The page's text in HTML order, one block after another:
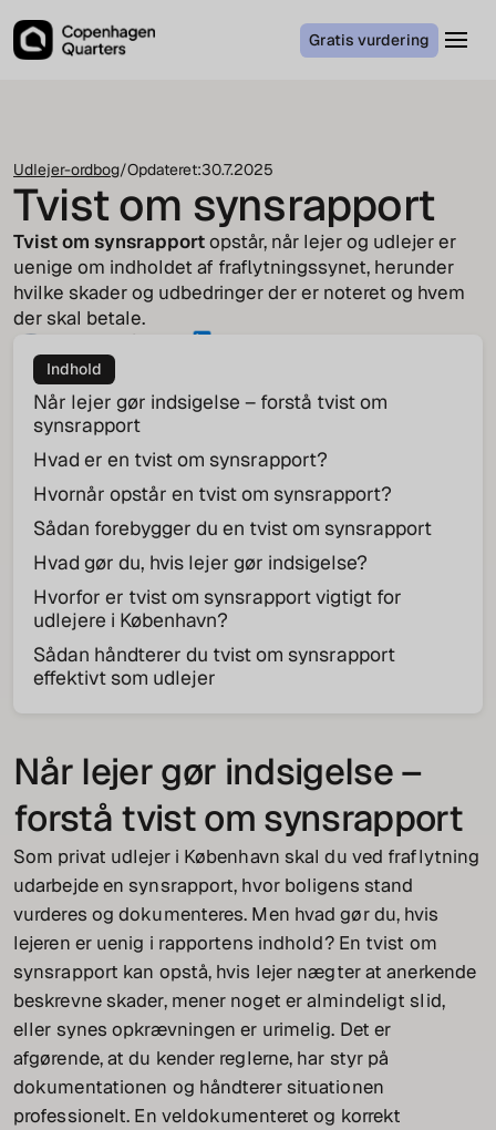
Gratis vurdering
Udlejer-ordbog/Opdateret:30.7.2025
Tvist om synsrapport
Tvist om synsrapportopstår, når lejer og udlejer er
uenige om indholdet af fraflytningssynet, herunder
hvilke skader og udbedringer der er noteret og hvem
der skal betale.
Jakob von Cappeln
COO
Indhold
Når lejer gør indsigelse – forstå tvist om
synsrapport
Hvad er en tvist om synsrapport?
Hvornår opstår en tvist om synsrapport?
Sådan forebygger du en tvist om synsrapport
Hvad gør du, hvis lejer gør indsigelse?
Hvorfor er tvist om synsrapport vigtigt for
udlejere i København?
Sådan håndterer du tvist om synsrapport
effektivt som udlejer
Når lejer gør indsigelse –
forstå tvist om synsrapport
Som privat udlejer i København skal du ved fraflytning
udarbejde en synsrapport, hvor boligens stand
vurderes og dokumenteres. Men hvad gør du, hvis
lejeren er uenig i rapportens indhold? En tvist om
synsrapport kan opstå, hvis lejer nægter at anerkende
beskrevne skader, mener noget er almindeligt slid,
eller synes opkrævningen er urimelig. Det er
afgørende, at du kender reglerne, har styr på
dokumentationen og håndterer situationen
professionelt. En veldokumenteret og korrekt